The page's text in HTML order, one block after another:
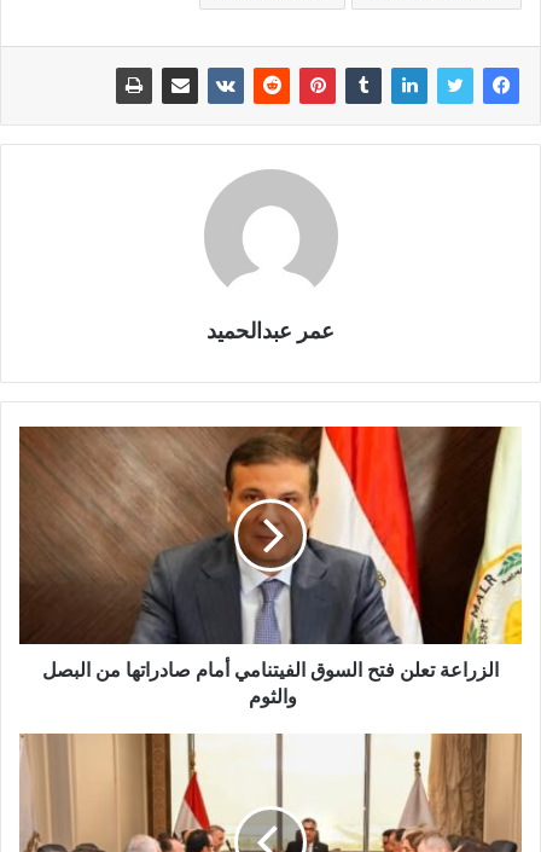
عمر عبدالحميد
الزراعة تعلن فتح السوق الفيتنامي أمام صادراتها من البصل
والثوم